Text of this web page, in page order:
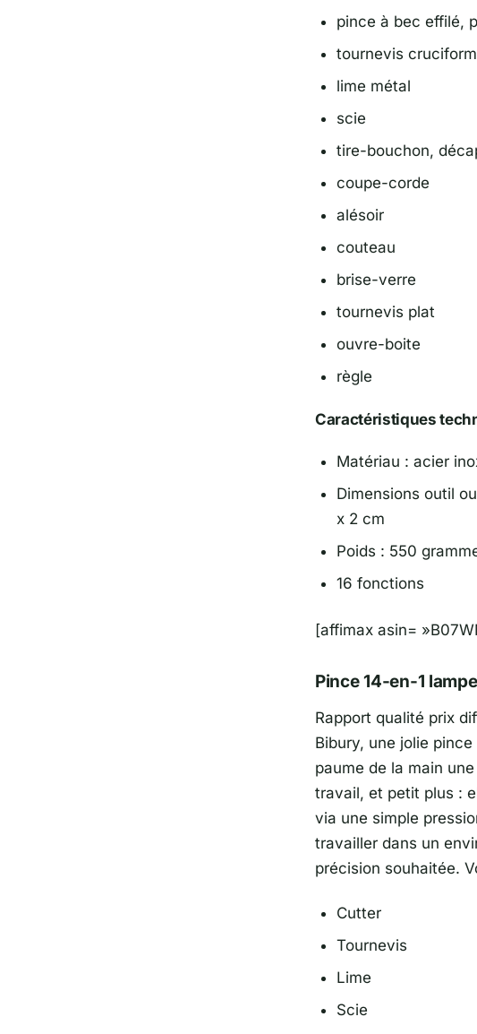
pince à bec effilé,
tournevis
lime métal
scie
tire-bouchon,
coupe-corde
alésoir
couteau
brise-verre
tournevis plat
ouvre-boite
règle
Caractéristiques
Matériau : acier
Dimensions outil
x 2 cm
Poids : 550
16 fonctions
[affimax asin=
Pince 14-en-1
Rapport qualité prix
Bibury, une jolie
paume de la main
travail, et petit plus :
via une simple
travailler dans un
précision souhaitée.
Cutter
Tournevis
Lime
Scie